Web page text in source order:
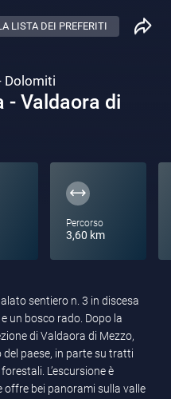
LISTA DEI PREFERITI
Dolomiti
- Valdaora di
Percorso
3,60 km
sentiero n. 3 in discesa
un bosco rado. Dopo la
di Valdaora di Mezzo,
paese, in parte su tratti
L’escursione è
offre bei panorami sulla valle